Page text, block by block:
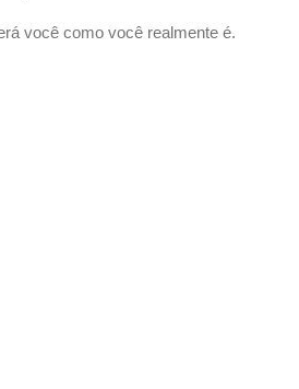
você como você realmente é.